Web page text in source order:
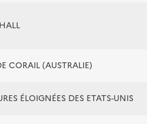
CORAIL (AUSTRALIE)
ÉLOIGNÉES DES ETATS-UNIS